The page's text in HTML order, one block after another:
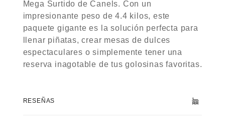
Mega Surtido de Canels. Con un
impresionante peso de 4.4 kilos, este
paquete gigante es la solución perfecta para
llenar piñatas, crear mesas de dulces
espectaculares o simplemente tener una
reserva inagotable de tus golosinas favoritas.
RESEÑAS